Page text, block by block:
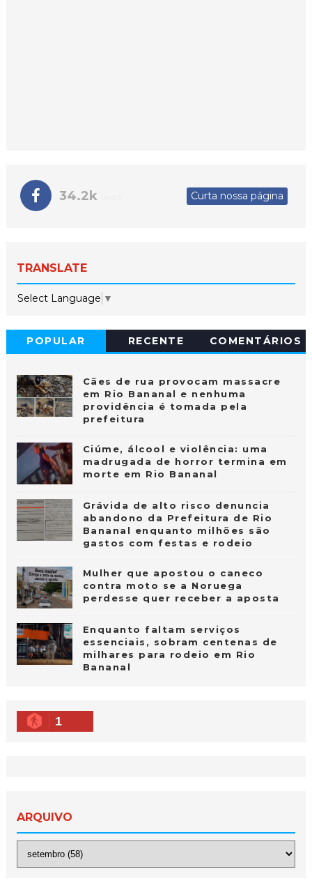
34.2k Curta nossa página
TRANSLATE
Select Language ▼
POPULAR RECENTE COMENTÁRIOS
Cães de rua provocam massacre
em Rio Bananal e nenhuma
providência é tomada pela
prefeitura
Ciúme, álcool e violência: uma
madrugada de horror termina em
morte em Rio Bananal
Grávida de alto risco denuncia
abandono da Prefeitura de Rio
Bananal enquanto milhões são
gastos com festas e rodeio
Mulher que apostou o caneco
contra moto se a Noruega
perdesse quer receber a aposta
Enquanto faltam serviços
essenciais, sobram centenas de
milhares para rodeio em Rio
Bananal
1
ARQUIVO